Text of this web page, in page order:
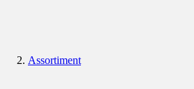
Assortiment